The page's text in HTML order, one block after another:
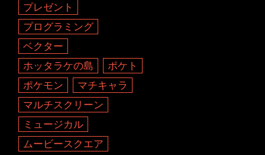
プレゼント
プログラミング
ベクター
ホッタラケの島
ポケト
ポケモン
マチキャラ
マルチスクリーン
ミュージカル
ムービースクエア